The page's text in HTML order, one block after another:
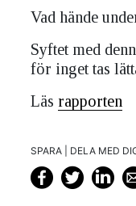
Vad hände
Syftet med
för inget tas
Läs rapporten
SPARA | DELA MED